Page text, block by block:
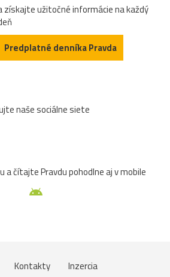
získajte užitočné informácie na každý
Predplatné denníka Pravda
naše sociálne siete
a čítajte Pravdu pohodlne aj v mobile
Kontakty
Inzercia